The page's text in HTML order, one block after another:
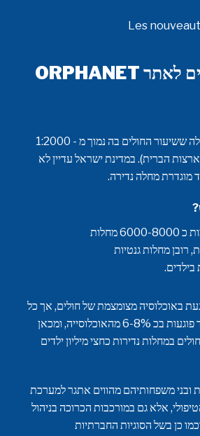
! ברוכים הבאים לאתר ORPHANET
מחלה ששיעור החולים בה נמוך מ - 1:2000
או 1:1250 (ארצות הברית). במדינת ישראל עדיין לא
מחלה נדירה.
בעולם קיימות כ 6000-8000 מחלות
מחלות גנטיות
באוכלוסיה מצומצמת של חולים, אך כל
המחלות הנדירות ביחד פוגעות בכ 6-8% מהאוכלוסייה, ומכאן
במחלות נדירות כחצי מיליון ילדים
משפחותיהם מהווים אתגר למערכת
אלא גם במורכבות הכרוכה בניהול
כן בשל הסוגיות החברתיות